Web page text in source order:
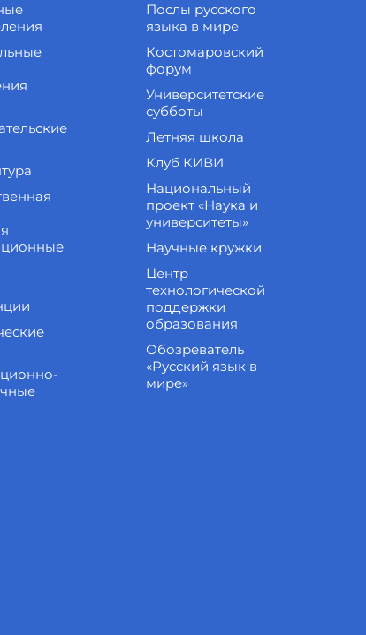
Послы русского
языка в мире
Костомаровский
форум
Университетские
субботы
Летняя школа
Клуб КИВИ
Национальный
проект «Наука и
университеты»
Научные кружки
Центр
технологической
поддержки
образования
Обозреватель
«Русский язык в
мире»